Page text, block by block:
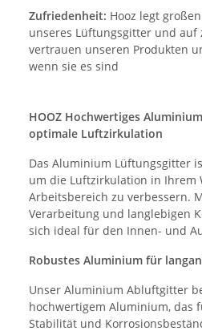
Zufriedenheit: Hooz legt
unseres Lüftungsgitter und
vertrauen unseren Produkten
wenn sie es sind
HOOZ Hochwertiges
optimale Luftzirkulation
Das Aluminium Lüftungsgitter
um die Luftzirkulation in Ihrem
Arbeitsbereich zu verbessern.
Verarbeitung und langlebigen
sich ideal für den Innen- und
Robustes Aluminium für
Unser Aluminium Abluftgitter
hochwertigem Aluminium, das
Stabilität und